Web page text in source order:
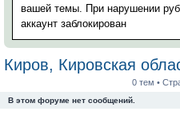
с
вашей темы. При нарушении
аккаунт заблокирован
Киров, Кировская
0 тем •
В этом форуме нет сообщений.